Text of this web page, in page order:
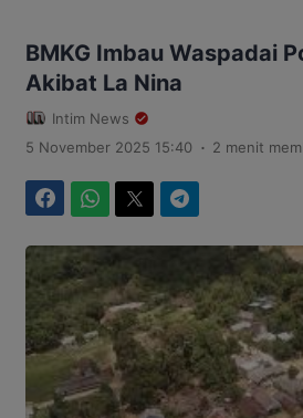
BMKG Imbau Waspadai
Akibat La Nina
Intim News
5 November 2025 15:40 . 2 menit